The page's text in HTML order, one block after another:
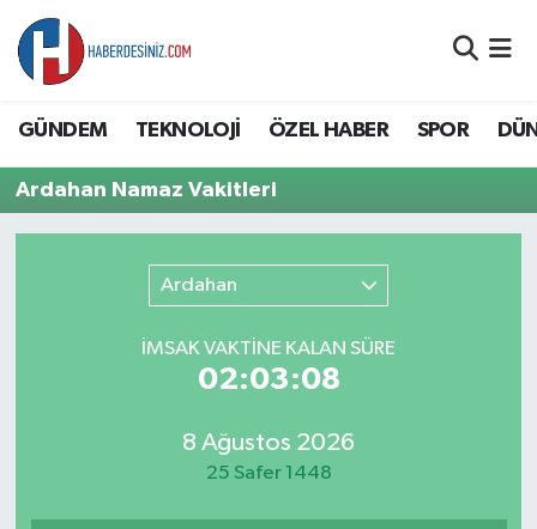
GÜNDEM TEKNOLOJİ ÖZEL HABER SPOR
Ardahan Namaz Vakitleri
Ardahan
İMSAK VAKTİNE KALAN SÜRE
02:03:08
8 Ağustos 2026
25 Safer 1448
EKONOMİ
ÖZEL HABER
SPOR
Namaz Vakitleri
Trafik Durumu
Süper Lig Puan Durumu ve Fikstür
Tüm Manşetler
Son Dakika Haberleri
Haber Arşivi